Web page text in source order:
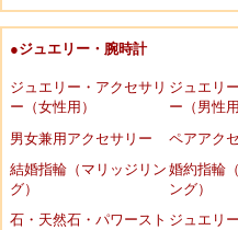
●ジュエリー・腕時計
ジュエリー・アクセサリ
ー（女性用）
ジュエリ
ー（男性用
男女兼用アクセサリー
ペアアク
結婚指輪（マリッジリン
グ）
婚約指輪
ング）
石・天然石・パワースト ジュエリ